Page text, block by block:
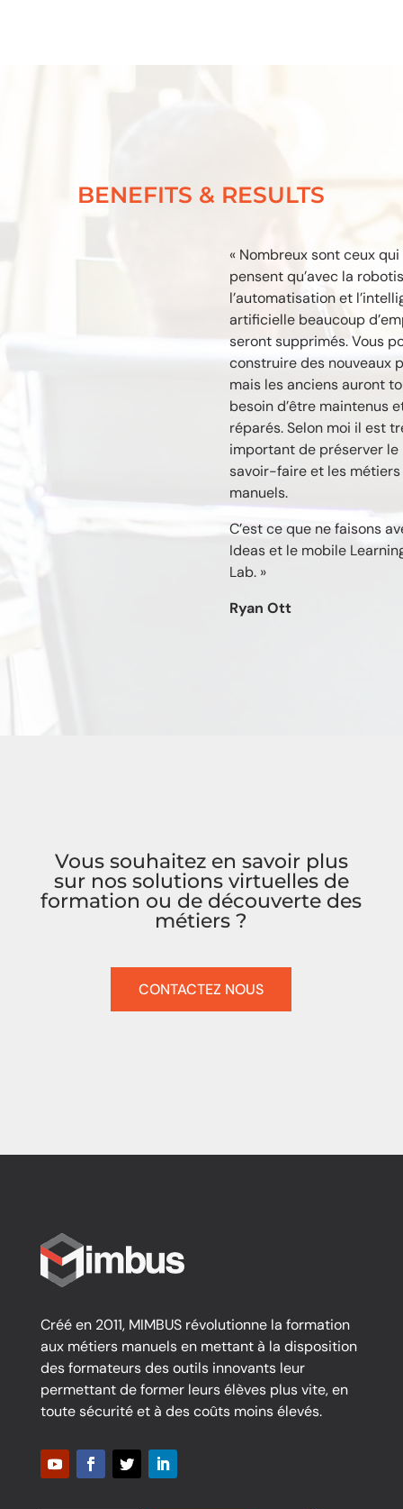
BENEFITS & RESULTS
« Nombreux sont ceux qui
pensent qu’avec la
l’automatisation et
artificielle beaucoup
seront supprimés. Vous
construire des nouveaux
mais les anciens auront
besoin d’être maintenus
réparés. Selon moi il est
important de préserver le
savoir-faire et les métiers
manuels.
C’est ce que ne faisons
Ideas et le mobile
Lab. »
Ryan Ott
Vous souhaitez en savoir plus
sur nos solutions virtuelles de
formation ou de découverte des
métiers ?
CONTACTEZ NOUS
Créé en 2011, MIMBUS révolutionne la formation
aux métiers manuels en mettant à la disposition
des formateurs des outils innovants leur
permettant de former leurs élèves plus vite, en
toute sécurité et à des coûts moins élevés.